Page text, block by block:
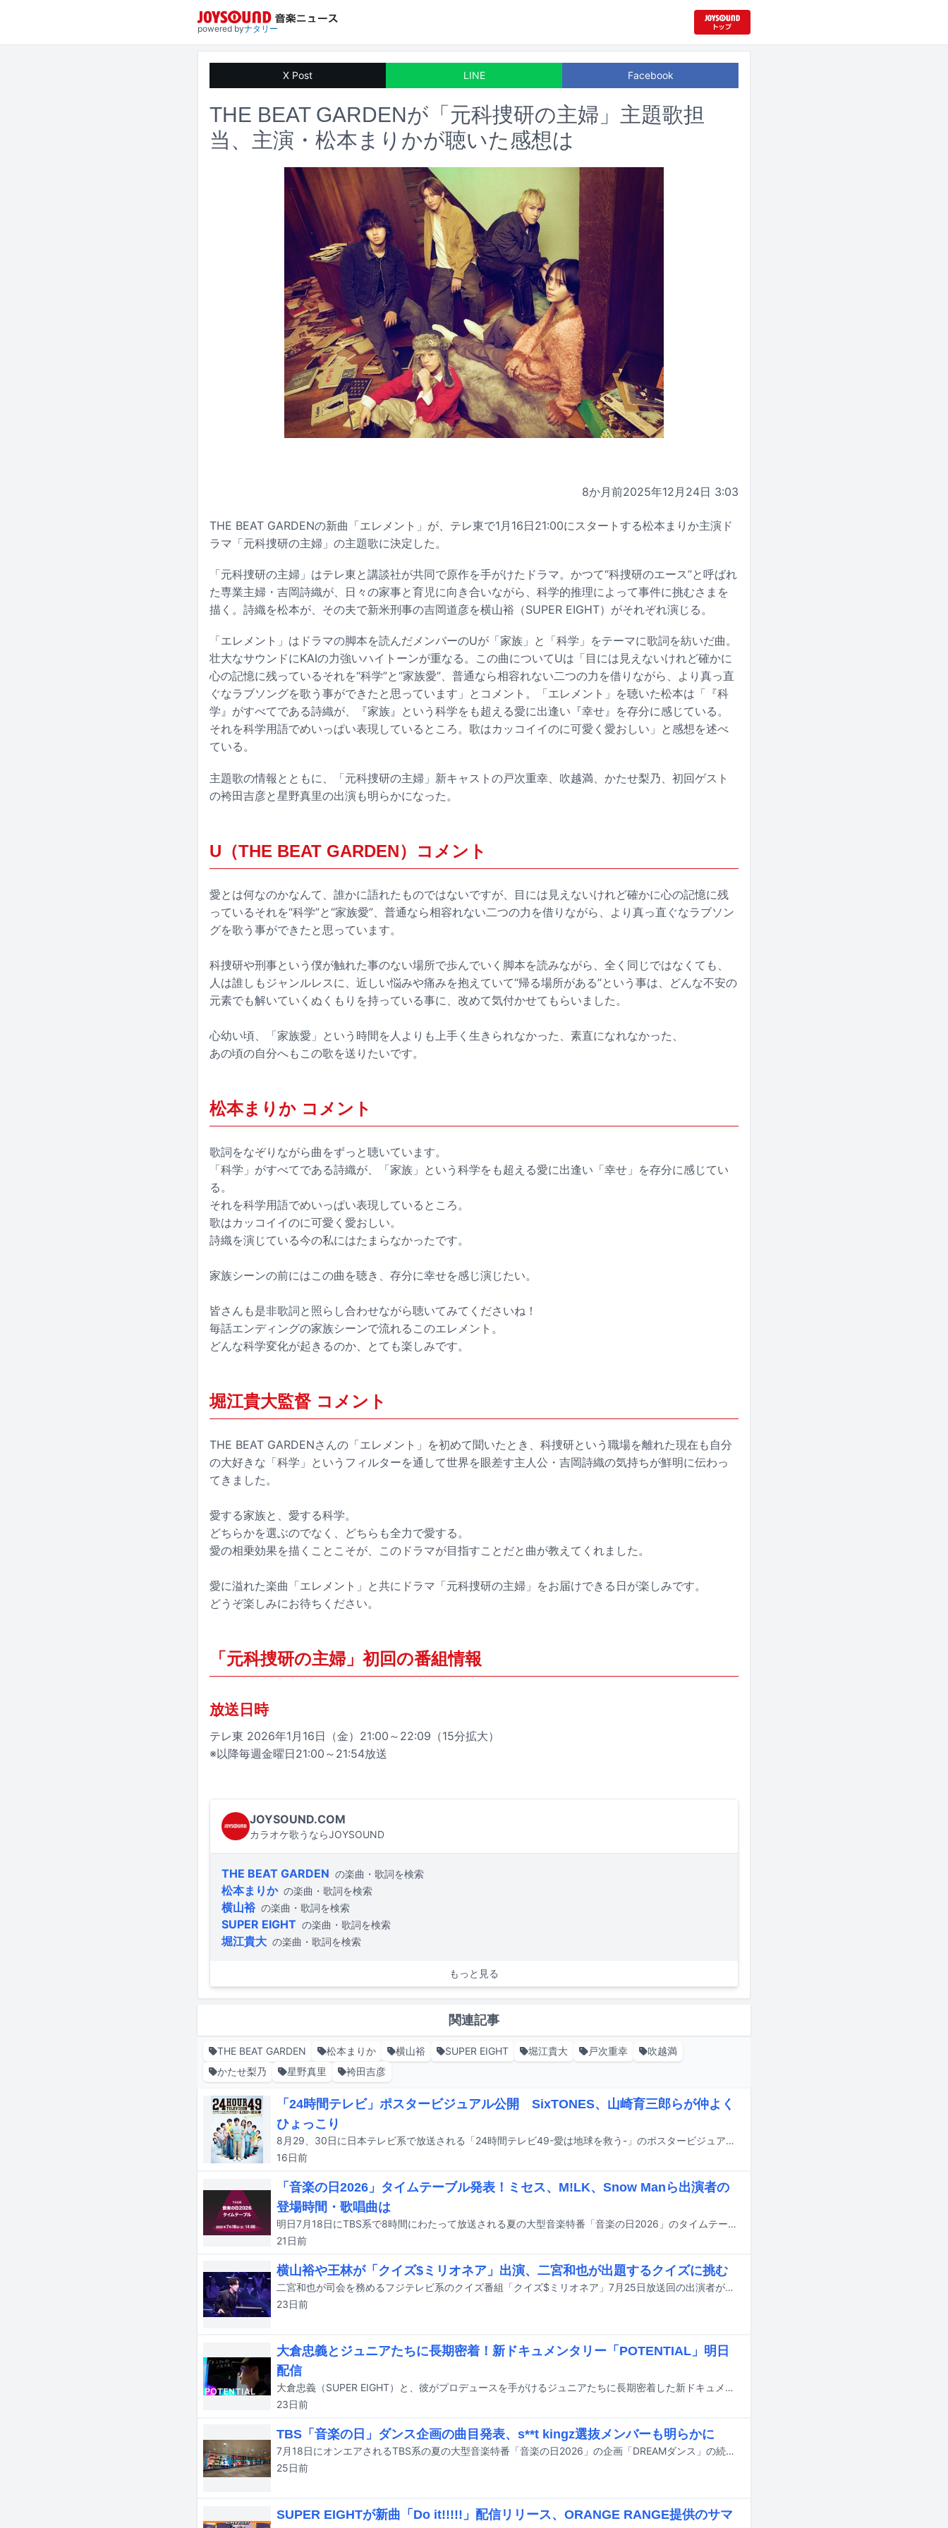
powered byナタリー
X Post LINE Facebook
THE BEAT GARDENが「元科捜研の主婦」主題歌担
当、主演・松本まりかが聴いた感想は
8か月前2025年12月24日 3:03
THE BEAT GARDENの新曲「エレメント」が、テレ東で1月16日21:00にスタートする松本まりか主演ド
ラマ「元科捜研の主婦」の主題歌に決定した。
「元科捜研の主婦」はテレ東と講談社が共同で原作を手がけたドラマ。かつて“科捜研のエース”と呼ばれ
た専業主婦・吉岡詩織が、日々の家事と育児に向き合いながら、科学的推理によって事件に挑むさまを
描く。詩織を松本が、その夫で新米刑事の吉岡道彦を横山裕（SUPER EIGHT）がそれぞれ演じる。
「エレメント」はドラマの脚本を読んだメンバーのUが「家族」と「科学」をテーマに歌詞を紡いだ曲。
壮大なサウンドにKAIの力強いハイトーンが重なる。この曲についてUは「目には見えないけれど確かに
心の記憶に残っているそれを“科学”と“家族愛”、普通なら相容れない二つの力を借りながら、より真っ直
ぐなラブソングを歌う事ができたと思っています」とコメント。「エレメント」を聴いた松本は「『科
学』がすべてである詩織が、『家族』という科学をも超える愛に出逢い『幸せ』を存分に感じている。
それを科学用語でめいっぱい表現しているところ。歌はカッコイイのに可愛く愛おしい」と感想を述べ
ている。
主題歌の情報とともに、「元科捜研の主婦」新キャストの戸次重幸、吹越満、かたせ梨乃、初回ゲスト
の袴田吉彦と星野真里の出演も明らかになった。
U（THE BEAT GARDEN）コメント
愛とは何なのかなんて、誰かに語れたものではないですが、目には見えないけれど確かに心の記憶に残
っているそれを“科学”と“家族愛”、普通なら相容れない二つの力を借りながら、より真っ直ぐなラブソン
グを歌う事ができたと思っています。
科捜研や刑事という僕が触れた事のない場所で歩んでいく脚本を読みながら、全く同じではなくても、
人は誰しもジャンルレスに、近しい悩みや痛みを抱えていて“帰る場所がある”という事は、どんな不安の
元素でも解いていくぬくもりを持っている事に、改めて気付かせてもらいました。
心幼い頃、「家族愛」という時間を人よりも上手く生きられなかった、素直になれなかった、
あの頃の自分へもこの歌を送りたいです。
松本まりか コメント
歌詞をなぞりながら曲をずっと聴いています。
「科学」がすべてである詩織が、「家族」という科学をも超える愛に出逢い「幸せ」を存分に感じてい
る。
それを科学用語でめいっぱい表現しているところ。
歌はカッコイイのに可愛く愛おしい。
詩織を演じている今の私にはたまらなかったです。
家族シーンの前にはこの曲を聴き、存分に幸せを感じ演じたい。
皆さんも是非歌詞と照らし合わせながら聴いてみてくださいね！
毎話エンディングの家族シーンで流れるこのエレメント。
どんな科学変化が起きるのか、とても楽しみです。
堀江貴大監督 コメント
THE BEAT GARDENさんの「エレメント」を初めて聞いたとき、科捜研という職場を離れた現在も自分
の大好きな「科学」というフィルターを通して世界を眼差す主人公・吉岡詩織の気持ちが鮮明に伝わっ
てきました。
愛する家族と、愛する科学。
どちらかを選ぶのでなく、どちらも全力で愛する。
愛の相乗効果を描くことこそが、このドラマが目指すことだと曲が教えてくれました。
愛に溢れた楽曲「エレメント」と共にドラマ「元科捜研の主婦」をお届けできる日が楽しみです。
どうぞ楽しみにお待ちください。
「元科捜研の主婦」初回の番組情報
放送日時
テレ東 2026年1月16日（金）21:00～22:09（15分拡大）
※以降毎週金曜日21:00～21:54放送
JOYSOUND.COM
カラオケ歌うならJOYSOUND
THE BEAT GARDEN の楽曲・歌詞を検索
松本まりか の楽曲・歌詞を検索
横山裕 の楽曲・歌詞を検索
SUPER EIGHT の楽曲・歌詞を検索
堀江貴大 の楽曲・歌詞を検索
もっと見る
関連記事
THE BEAT GARDEN 松本まりか 横山裕 SUPER EIGHT 堀江貴大 戸次重幸
吹越満
かたせ梨乃
星野真里 袴田吉彦
「24時間テレビ」ポスタービジュアル公開 SixTONES、山崎育三郎らが仲よく
ひょっこり
8月29、30日に日本テレビ系で放送される「24時間テレビ49-愛は地球を救う-」のポスタービジュアルが公開された。
16日前
「音楽の日2026」タイムテーブル発表！ミセス、M!LK、Snow Manら出演者の
登場時間・歌唱曲は
明日7月18日にTBS系で8時間にわたって放送される夏の大型音楽特番「音楽の日2026」のタイムテーブルが発表された。
21日前
横山裕や王林が「クイズ$ミリオネア」出演、二宮和也が出題するクイズに挑む
二宮和也が司会を務めるフジテレビ系のクイズ番組「クイズ$ミリオネア」7月25日放送回の出演者が発表された。
23日前
大倉忠義とジュニアたちに長期密着！新ドキュメンタリー「POTENTIAL」明日
配信
大倉忠義（SUPER EIGHT）と、彼がプロデュースを手がけるジュニアたちに長期密着した新ドキュメンタリーシリーズ「POTENTIAL 大倉忠義」の第1話「for the TEAM 語りあえ、支えあえ。」と第2話「Light my FIRE 心に火をつけろ」が、明日7月16日よりNetflixとPrime Videoで配信される。
23日前
TBS「音楽の日」ダンス企画の曲目発表、s**t kingz選抜メンバーも明らかに
7月18日にオンエアされるTBS系の夏の大型音楽特番「音楽の日2026」の企画「DREAMダンス」の続報が明らかに。番組の出演アーティスト第4弾やそのほかの企画詳細も発表された。
25日前
SUPER EIGHTが新曲「Do it!!!!!」配信リリース、ORANGE RANGE提供のサマ